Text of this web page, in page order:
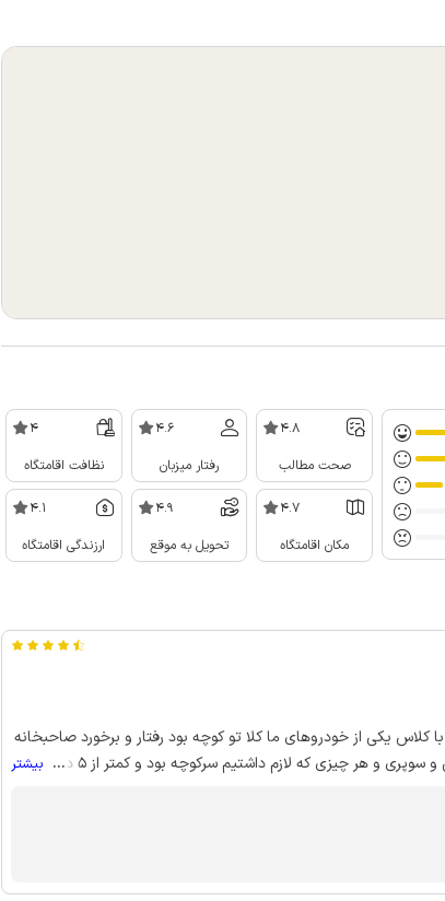
4.8
صحت مطالب
4.6
رفتار میزبان
4
نظافت اقامتگاه
4.7
مکان اقامتگاه
4.9
تحویل به موقع
4.1
ارزندگی اقامتگاه
کلاس یکی از خودروهای ما کلا تو کوچه بود رفتار و برخورد صاحبخانه
بسیار عالی بود واز درمانگاه و نانوایی و آش فروشی و سوپری و هر چیزی که لازم داشتیم سرکوچه بود و کمتر از 5 دقیقه
... بیشتر